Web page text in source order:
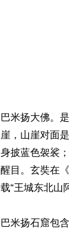
巴米扬大佛。
崖，山崖对面
身披蓝色袈裟
醒目。玄奘在
载“王城东北山
巴米扬石窟包